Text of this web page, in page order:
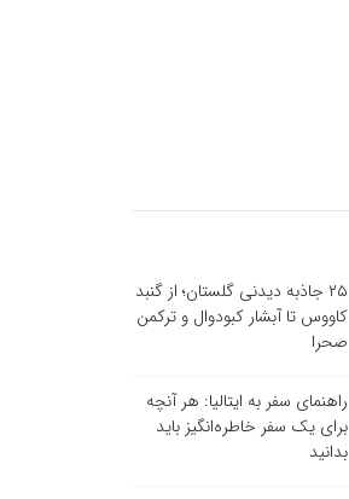
۲۵ جاذبه دیدنی گلستان؛ از گنبد
کاووس تا آبشار کبودوال و ترکمن
صحرا
راهنمای سفر به ایتالیا: هر آنچه
برای یک سفر خاطره‌انگیز باید
بدانید